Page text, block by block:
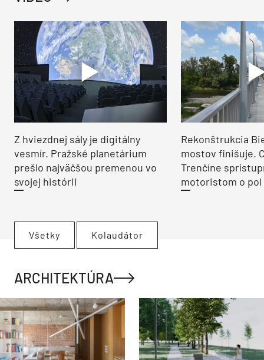
Z hviezdnej sály je digitálny
vesmír. Pražské planetárium
prešlo najväčšou premenou vo
svojej histórii
Rekonštrukcia
mostov finišuje.
Trenčíne
motoristom o pol
Všetky Kolaudátor
ARCHITEKTÚRA